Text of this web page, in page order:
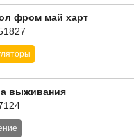
фром май харт
выживания